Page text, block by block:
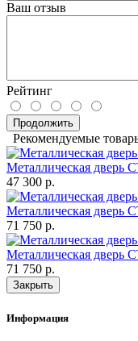
Ваш отзыв
Рейтинг
Продолжить
Рекомендуемые
Металлическая дверь
47 300 р.
Металлическая дверь
71 750 р.
Металлическая дверь
71 750 р.
Закрыть
Информация